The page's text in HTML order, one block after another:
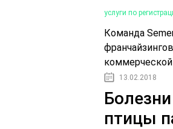
услуги по
Команда
13.02.2018
птицы